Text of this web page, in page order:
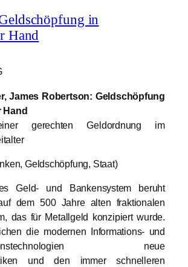
in
Hand
James Robertson: Geldschöpfung
Hand
gerechten Geldordnung im
Geldschöpfung, Staat)
Geld- und Bankensystem beruht
dem 500 Jahre alten fraktionalen
das für Metallgeld konzipiert wurde.
die modernen Informations- und
neue
und den immer schnelleren